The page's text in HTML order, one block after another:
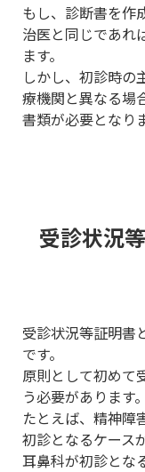
もし、診断書を作
治医と同じであれ
ます。
しかし、初診時の
療機関と異なる場
書類が必要となり
受診状況
受診状況等証明書
です。
原則として初めて
う必要があります。
たとえば、精神障
初診となるケース
耳鼻科が初診とな